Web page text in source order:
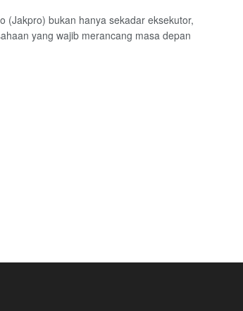
(Jakpro) bukan hanya sekadar eksekutor,
yang wajib merancang masa depan